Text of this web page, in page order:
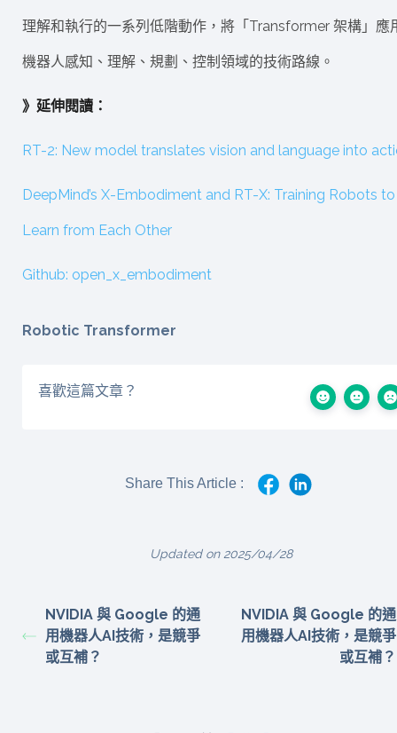
理解和執行的一系列低階動作，將「Transformer 架構」應
機器人感知、理解、規劃、控制領域的技術路線。
》延伸閱讀：
RT-2: New model translates vision and language into
DeepMind’s X-Embodiment and RT-X: Training Robots to
Learn from Each Other
Github: open_x_embodiment
Robotic Transformer
喜歡這篇文章？
Share This Article :
Updated on 2025/04/28
NVIDIA 與 Google 的通
用機器人AI技術，是競爭
或互補？
NVIDIA 與 Google 的通
用機器人AI技術，是競爭
或互補？